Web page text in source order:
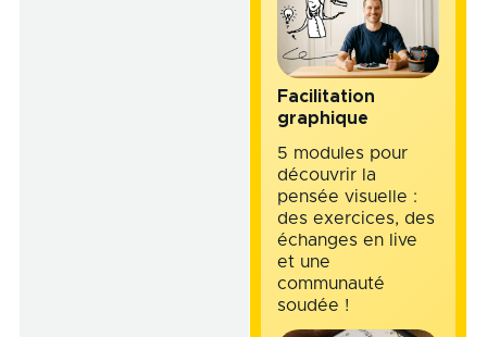
Facilitation
graphique
5 modules pour
découvrir la
pensée visuelle :
des exercices, des
échanges en live
et une
communauté
soudée !